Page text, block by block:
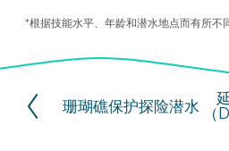
*根据技能水平、年龄和潜水地点而有所不
上
珊瑚礁保护探险潜水
一